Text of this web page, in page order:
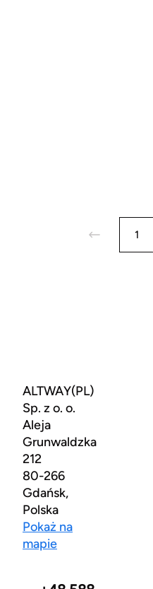
1
ALTWAY(PL)
Sp. z o. o.
Aleja
Grunwaldzka
212
80-266
Gdańsk,
Polska
Pokaż na
mapie